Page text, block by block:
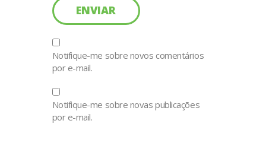
Notifique-me sobre novos comentários
por e-mail.
Notifique-me sobre novas publicações
por e-mail.